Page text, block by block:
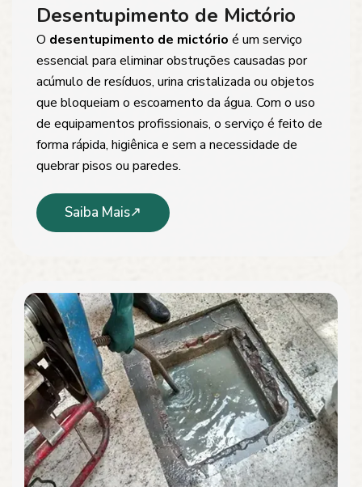
Desentupimento de Mictório
O desentupimento de mictório é um serviço
essencial para eliminar obstruções causadas por
acúmulo de resíduos, urina cristalizada ou objetos
que bloqueiam o escoamento da água. Com o uso
de equipamentos profissionais, o serviço é feito de
forma rápida, higiênica e sem a necessidade de
quebrar pisos ou paredes.
Saiba Mais